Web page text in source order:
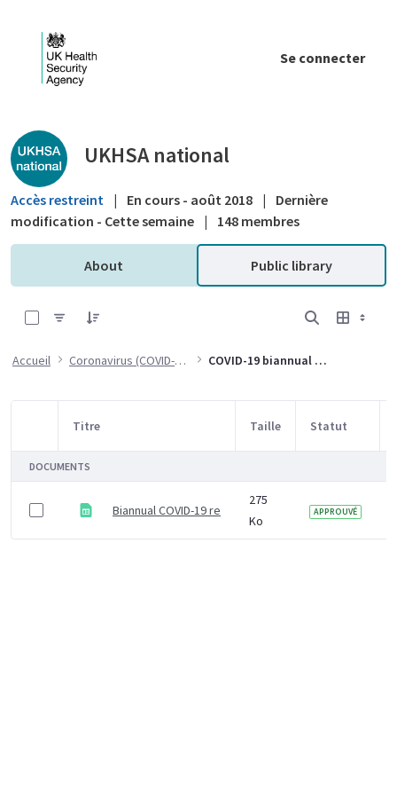
Se connecter
Public library - UKHSA national
UKHSA national
Accès restreint | En cours - août 2018 |
Dernière
modification - Cette semaine | 148 membres
About Public library
Accueil Coronavirus (COVID-19) COVID-19 biannual reports
Sélection d'article
Titre Taille Statut
DOCUMENTS
Biannual COVID-19 report October 2025 - underlying
275
Ko
APPROUVÉ